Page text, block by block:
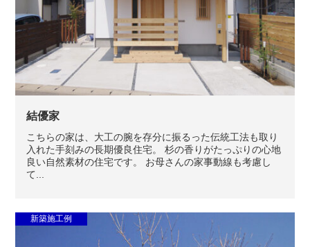
結優家
こちらの家は、大工の腕を存分に振るった伝統工法も取り
入れた手刻みの長期優良住宅。 杉の香りがたっぷりの心地
良い自然素材の住宅です。 お母さんの家事動線も考慮し
て...
新築施工例